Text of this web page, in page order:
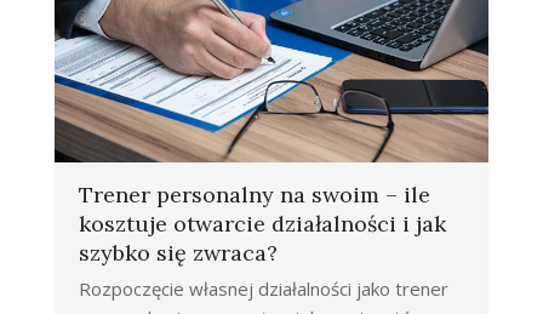
Trener personalny na swoim – ile
kosztuje otwarcie działalności i jak
szybko się zwraca?
Rozpoczęcie własnej działalności jako trener